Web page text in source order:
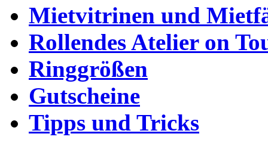
Mietvitrinen und
Rollendes Atelier on
Ringgrößen
Gutscheine
Tipps und Tricks